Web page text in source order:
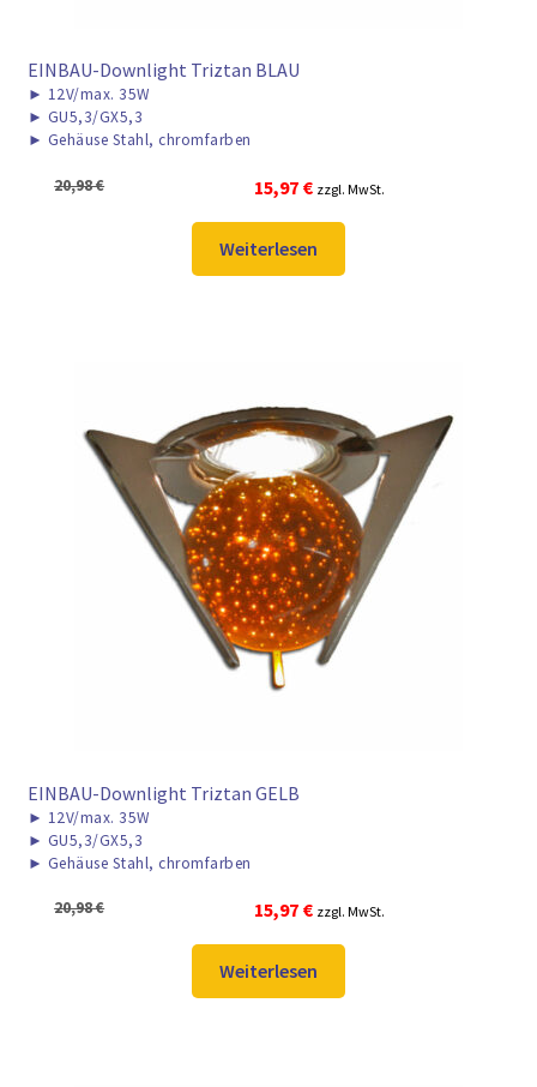
EINBAU-Downlight Triztan BLAU
► 12V/max. 35W
► GU5,3/GX5,3
► Gehäuse Stahl, chromfarben
20,98€
Ursprünglicher
Preis
war:
20,98 €
15,97 €Aktueller
Preis
ist:
15,97 €.
zzgl. MwSt.
Weiterlesen
EINBAU-Downlight Triztan GELB
► 12V/max. 35W
► GU5,3/GX5,3
► Gehäuse Stahl, chromfarben
20,98€
Ursprünglicher
Preis
war:
20,98 €
15,97 €Aktueller
Preis
ist:
15,97 €.
zzgl. MwSt.
Weiterlesen